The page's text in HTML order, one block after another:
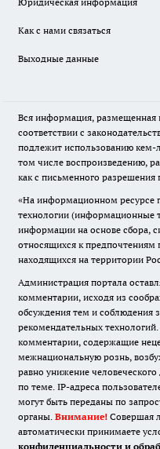
Как с нами связаться
Выходные данные
Вся информация, размещенная
соответствии с
подлежит использованию
том числе воспроизведению,
как с письменного разрешения
«На информационном ресурсе
технологии (информационные
информации на основе сбора,
относящихся к предпочтениям
находящихся на территории
Администрация портала
комментарии, исходя из
обсуждения тем и соблюдения
рекомендательных
комментарии, содержащие
межнациональную рознь,
равно унижение
по теме. IP-адреса
могут быть переданы по
органы. Внимание! Совершая
автоматически принимаете
конфиденциальности и